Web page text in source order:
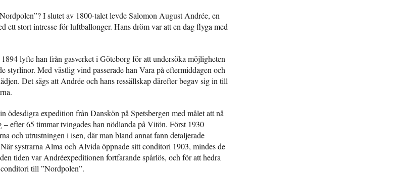
I slutet av 1800-talet levde Salomon August Andrée, en
ett stort intresse för luftballonger. Hans dröm var att en dag flyga med
lyfte han från gasverket i Göteborg för att undersöka möjligheten
styrlinor. Med västlig vind passerade han Vara på eftermiddagen och
Det sägs att Andrée och hans ressällskap därefter begav sig in till
ödesdigra expedition från Danskön på Spetsbergen med målet att nå
efter 65 timmar tvingades han nödlanda på Vitön. Först 1930
och utrustningen i isen, där man bland annat fann detaljerade
systrarna Alma och Alvida öppnade sitt conditori 1903, mindes de
tiden var Andréexpeditionen fortfarande spårlös, och för att hedra
till ”Nordpolen”.